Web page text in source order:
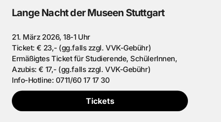
Lange Nacht der Museen Stuttgart
21. März 2026, 18-1 Uhr
Ticket: € 23,- (gg.falls zzgl. VVK-Gebühr)
Ermäßigtes Ticket für Studierende, SchülerInnen,
Azubis: € 17,- (gg.falls zzgl. VVK-Gebühr)
Info-Hotline: 0711/60 17 17 30
Tickets